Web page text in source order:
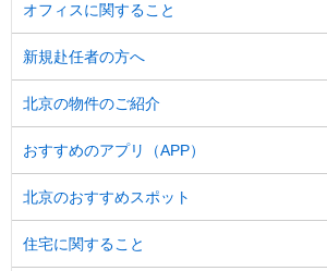
オフィスに関すること
新規赴任者の方へ
北京の物件のご紹介
おすすめのアプリ（APP）
北京のおすすめスポット
住宅に関すること